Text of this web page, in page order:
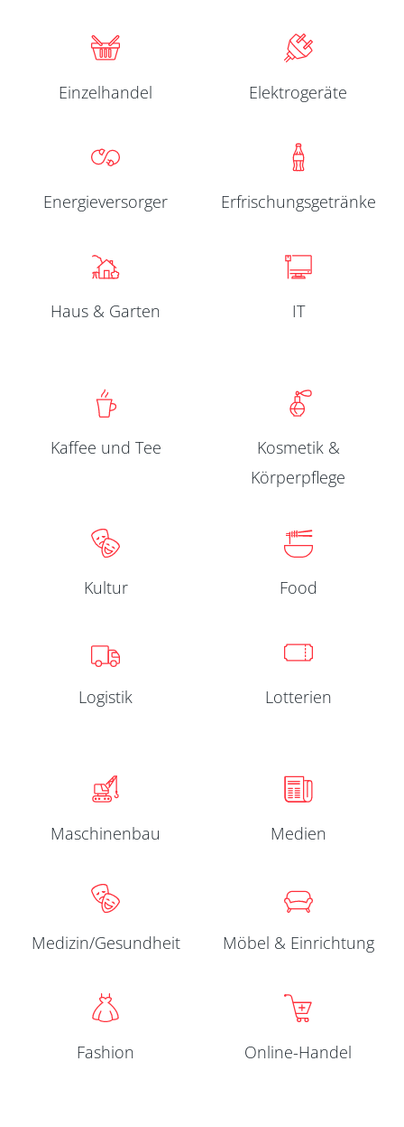
Einzelhandel Elektrogeräte
Energieversorger Erfrischungs­getränke
Haus & Garten IT
Kaffee und Tee
Kosmetik &
Körperpflege
Kultur Food
Logistik Lotterien
Maschinenbau Medien
Medizin/Gesundheit Möbel & Einrichtung
Fashion Online-Handel